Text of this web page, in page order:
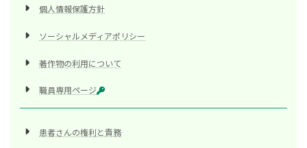
個人情報保護方針
ソーシャルメディアポリシー
著作物の利用について
職員専用ページ
患者さんの権利と責務